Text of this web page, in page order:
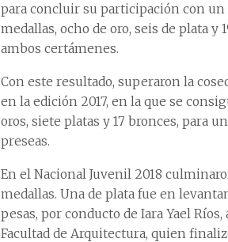
para concluir su participación con un
medallas, ocho de oro, seis de plata y
ambos certámenes.
Con este resultado, superaron la
en la edición 2017, en la que se
oros, siete platas y 17 bronces, para
preseas.
En el Nacional Juvenil 2018
medallas. Una de plata fue en
pesas, por conducto de Iara Yael
Facultad de Arquitectura, quien